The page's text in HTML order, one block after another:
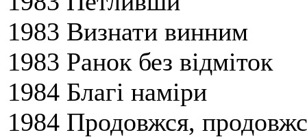
1983 Визнати винним
1983 Ранок без відміток
1984 Благі наміри
1984 Продовжся,